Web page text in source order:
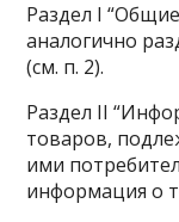
Раздел I
аналогично
(см. п. 2).
Раздел II
товаров,
ими
информация о